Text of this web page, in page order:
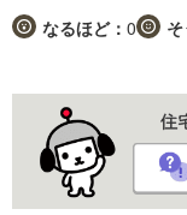
なるほど： 0